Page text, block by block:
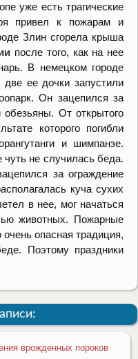
уже есть трагические
привел к пожарам и
Злин сгорела крыша
после того, как на нее
В немецком городе
ее дочки запустили
Он зацепился за
обезьяны. От открытого
которого погибли
и шимпанзе.
не случилась беда.
за ограждение
куча сухих
в нее, мог начаться
животных. Пожарные
опасная традиция,
Поэтому праздники
врожденных пороков